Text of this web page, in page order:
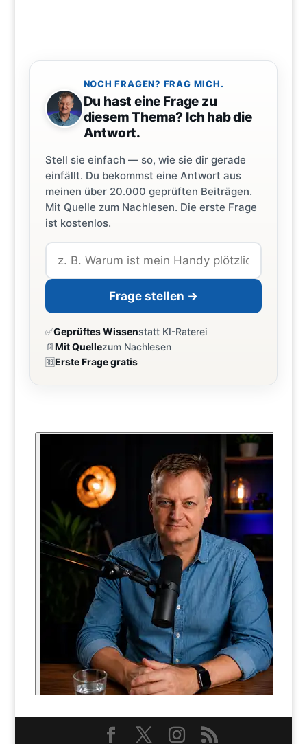
NOCH FRAGEN? FRAG MICH.
Du hast eine Frage zu
diesem Thema? Ich hab die
Antwort.
Stell sie einfach — so, wie sie dir gerade
einfällt. Du bekommst eine Antwort aus
meinen über 20.000 geprüften Beiträgen.
Mit Quelle zum Nachlesen. Die erste Frage
ist kostenlos.
Frage stellen →
✅Geprüftes Wissenstatt KI-Raterei
📄Mit Quellezum Nachlesen
🆓Erste Frage gratis